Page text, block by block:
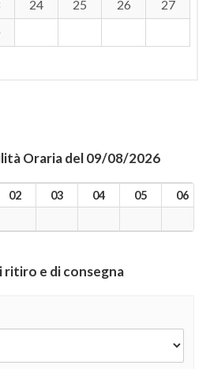
24 25 26
27
Oraria del 09/08/2026
02 03 04 05 06
ritiro e di consegna